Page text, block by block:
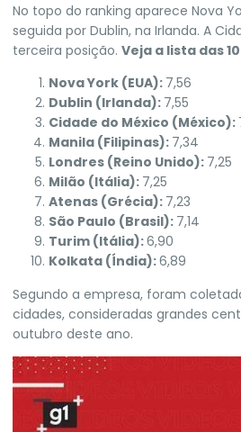
No topo do ranking aparece Nova
seguida por Dublin, na Irlanda. A
terceira posição. Veja a lista das
Nova York (EUA): 7,56
Dublin (Irlanda): 7,55
Cidade do México (México):
Manila (Filipinas): 7,34
Londres (Reino Unido): 7,25
Milão (Itália): 7,25
Atenas (Grécia): 7,23
São Paulo (Brasil): 7,14
Turim (Itália):6,90
Kolkata (Índia):6,89
Segundo a empresa, foram
cidades, consideradas grandes
outubro deste ano.